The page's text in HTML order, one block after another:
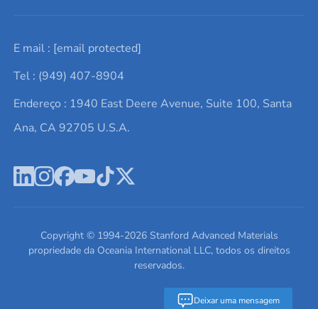
Deixar uma mensagem
Lista de consultas
Termos e Condições
Política de Privacidade
Elementos de terras raras
Alvos de pulverização catódica
Ácido hialurônico
Promoções atuais
Notícias e blogs
Estudos de caso
Escreva para nós
E mail : [email protected]
Tel : (949) 407-8904
Endereço : 1940 East Deere Avenue, Suite 100, Santa
Ana, CA 92705 U.S.A.
Copyright © 1994-2026Stanford Advanced Materials
propriedade da Oceania International LLC, todos os direitos
reservados.